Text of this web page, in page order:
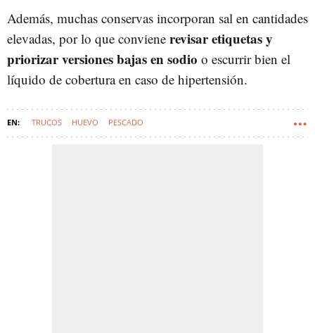
Además, muchas conservas incorporan sal en cantidades
elevadas, por lo que conviene revisar etiquetas y
priorizar versiones bajas en sodio o escurrir bien el
líquido de cobertura en caso de hipertensión.
TRUCOS HUEVO PESCADO